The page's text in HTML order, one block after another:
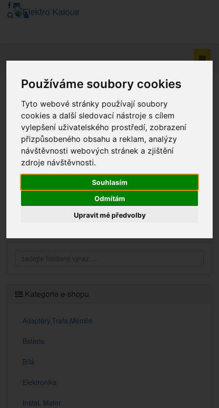
Používáme soubory cookies
Tyto webové stránky používají soubory
cookies a další sledovací nástroje s cílem
vylepšení uživatelského prostředí, zobrazení
přizpůsobeného obsahu a reklam, analýzy
návštěvnosti webových stránek a zjištění
zdroje návštěvnosti.
Souhlasím
Odmítám
Upravit mé předvolby
režimu Katalogu. Objednávky on-line nyní nelze vyřídit.
Děkujeme za pochopení.
Výprodej
Novinky
Kategorie e-shopu
Adaptéry,Trafa,Měniče
Baterie
Bílá
Elektronika
Instal. Mater